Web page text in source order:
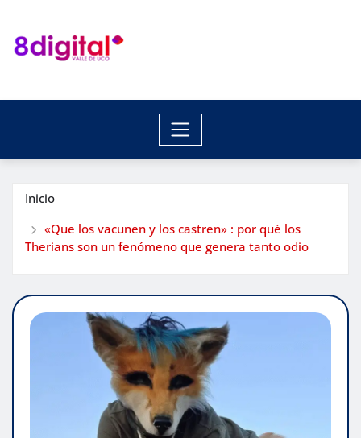
contenido
Inicio
«Que los vacunen y los castren» : por qué los
Therians son un fenómeno que genera tanto odio